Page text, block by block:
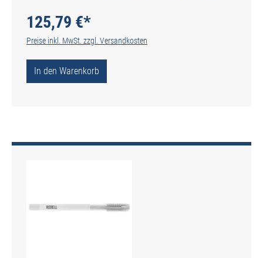
125,79 €*
Preise inkl. MwSt. zzgl. Versandkosten
In den Warenkorb